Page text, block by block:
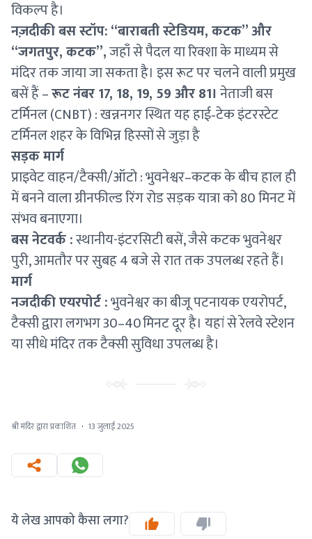
विकल्प है।
नज़दीकी बस स्टॉप: “बाराबती स्टेडियम, कटक” और
“जगतपुर, कटक”,जहाँ से पैदल या रिक्शा के माध्यम से
मंदिर तक जाया जा सकता है। इस रूट पर चलने वाली प्रमुख
बसें हैं –रूट नंबर 17, 18, 19, 59 और 81। नेताजी बस
टर्मिनल (CNBT) : खन्ननगर स्थित यह हाई‑टेक इंटरस्टेट
टर्मिनल शहर के विभिन्न हिस्सों से जुड़ा है
सड़क मार्ग
प्राइवेट वाहन/टैक्सी/ऑटो : भुवनेश्वर–कटक के बीच हाल ही
में बनने वाला ग्रीनफील्ड रिंग रोड सड़क यात्रा को 80 मिनट में
संभव बनाएगा।
बस नेटवर्क :स्थानीय-इंटरसिटी बसें, जैसे कटक भुवनेश्वर
पुरी, आमतौर पर सुबह 4 बजे से रात तक उपलब्ध रहते हैं।
मार्ग
नजदीकी एयरपोर्ट :भुवनेश्वर का बीजू पटनायक एयरोपर्ट,
टैक्सी द्वारा लगभग 30–40 मिनट दूर है। यहां से रेलवे स्टेशन
या सीधे मंदिर तक टैक्सी सुविधा उपलब्ध है।
श्री मंदिर द्वारा प्रकाशित · 13 जुलाई 2025
ये लेख आपको कैसा लगा?